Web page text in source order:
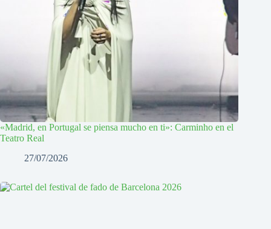
«Madrid, en Portugal se piensa mucho en ti»: Carminho en el
Teatro Real
27/07/2026